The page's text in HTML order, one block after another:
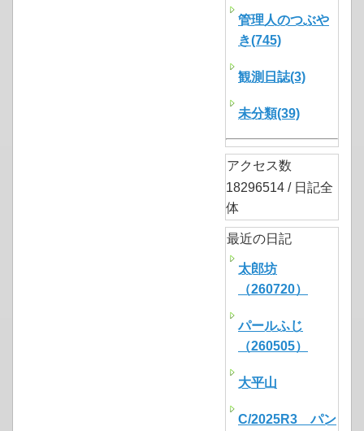
管理人のつぶや
き(745)
観測日誌(3)
未分類(39)
アクセス数
18296514 / 日記全
体
最近の日記
太郎坊
（260720）
パールふじ
（260505）
大平山
C/2025R3 パン